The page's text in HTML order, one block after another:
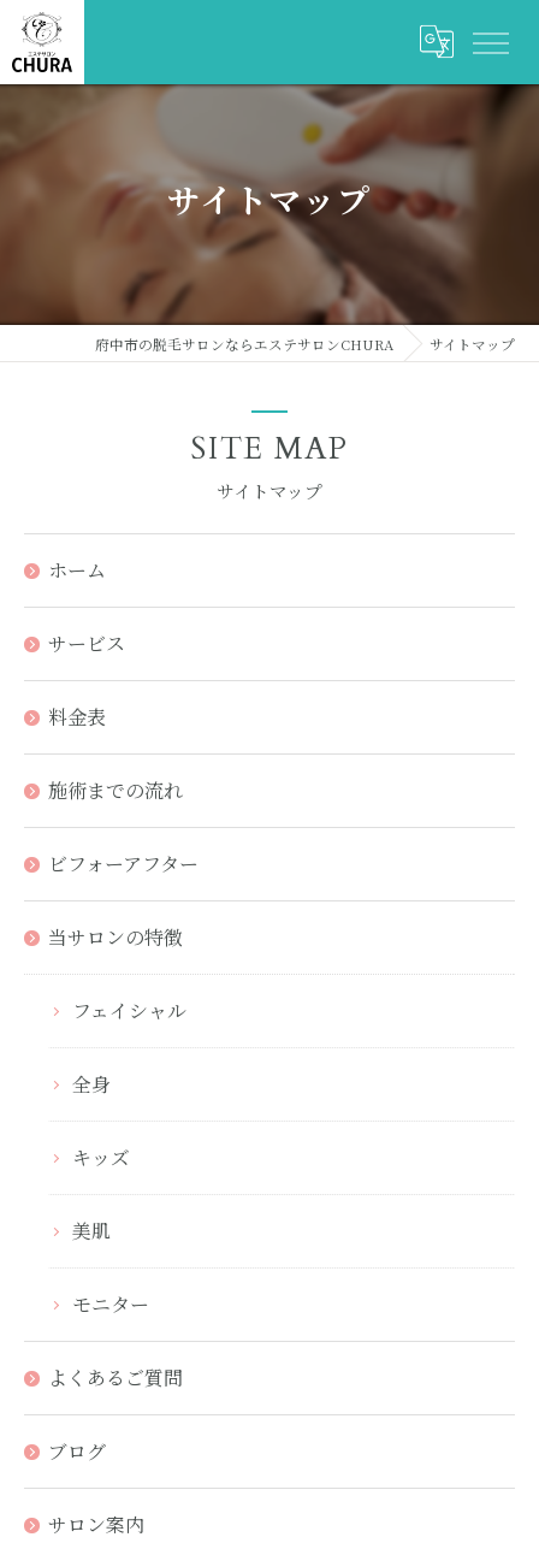
サイトマップ
府中市の脱毛サロンならエステサロンCHURA サイトマップ
サイトマップ
SITE MAP
ホーム
サービス
料金表
施術までの流れ
ビフォーアフター
当サロンの特徴
フェイシャル
全身
キッズ
美肌
モニター
よくあるご質問
ブログ
サロン案内